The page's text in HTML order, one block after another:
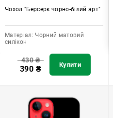
Чохол "Берсерк чорно-білий арт"
Матеріал: Чорний матовий
силікон
430₴
390 ₴ Купити